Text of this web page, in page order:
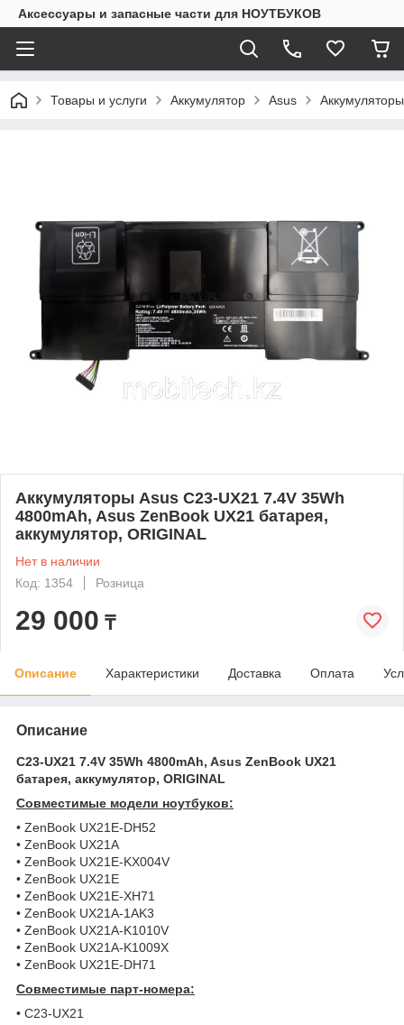
Аксессуары и запасные части для НОУТБУКОВ
Товары и услуги Аккумулятор Asus
Аккумуляторы Asus C23-UX21 7.4V 35Wh
4800mAh, Asus ZenBook UX21 батарея,
аккумулятор, ORIGINAL
Нет в наличии
Код: 1354
Розница
29 000 ₸
Описание Характеристики Доставка Оплата
Описание
C23-UX21 7.4V 35Wh 4800mAh, Asus ZenBook UX21
батарея, аккумулятор, ORIGINAL
Совместимые модели ноутбуков:
• ZenBook UX21E-DH52
• ZenBook UX21A
• ZenBook UX21E-KX004V
• ZenBook UX21E
• ZenBook UX21E-XH71
• ZenBook UX21A-1AK3
• ZenBook UX21A-K1010V
• ZenBook UX21A-K1009X
• ZenBook UX21E-DH71
Совместимые парт-номера:
• C23-UX21